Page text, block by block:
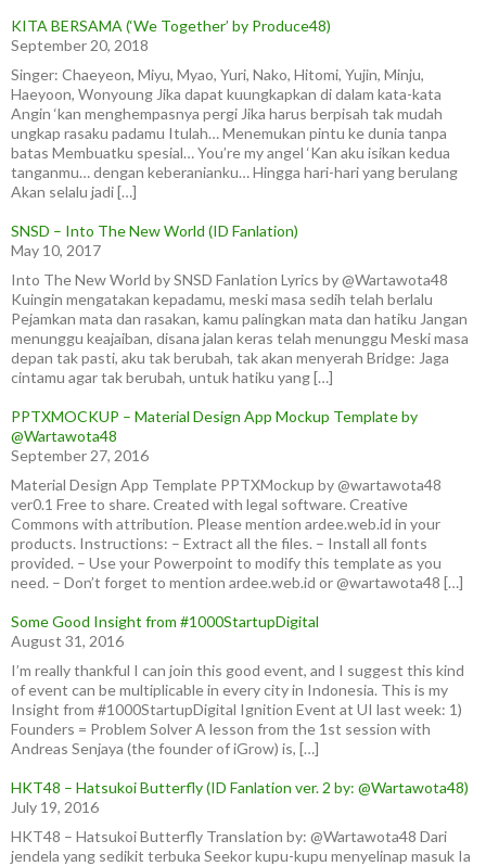
KITA BERSAMA (‘We Together’ by Produce48)
September 20, 2018
Singer: Chaeyeon, Miyu, Myao, Yuri, Nako, Hitomi, Yujin, Minju,
Haeyoon, Wonyoung Jika dapat kuungkapkan di dalam kata-kata
Angin ‘kan menghempasnya pergi Jika harus berpisah tak mudah
ungkap rasaku padamu Itulah… Menemukan pintu ke dunia tanpa
batas Membuatku spesial… You’re my angel ‘Kan aku isikan kedua
tanganmu… dengan keberanianku… Hingga hari-hari yang berulang
Akan selalu jadi […]
SNSD – Into The New World (ID Fanlation)
May 10, 2017
Into The New World by SNSD Fanlation Lyrics by @Wartawota48
Kuingin mengatakan kepadamu, meski masa sedih telah berlalu
Pejamkan mata dan rasakan, kamu palingkan mata dan hatiku Jangan
menunggu keajaiban, disana jalan keras telah menunggu Meski masa
depan tak pasti, aku tak berubah, tak akan menyerah Bridge: Jaga
cintamu agar tak berubah, untuk hatiku yang […]
PPTXMOCKUP – Material Design App Mockup Template by
@Wartawota48
September 27, 2016
Material Design App Template PPTXMockup by @wartawota48
ver0.1 Free to share. Created with legal software. Creative
Commons with attribution. Please mention ardee.web.id in your
products. Instructions: – Extract all the files. – Install all fonts
provided. – Use your Powerpoint to modify this template as you
need. – Don’t forget to mention ardee.web.id or @wartawota48 […]
Some Good Insight from #1000StartupDigital
August 31, 2016
I’m really thankful I can join this good event, and I suggest this kind
of event can be multiplicable in every city in Indonesia. This is my
Insight from #1000StartupDigital Ignition Event at UI last week: 1)
Founders = Problem Solver A lesson from the 1st session with
Andreas Senjaya (the founder of iGrow) is, […]
HKT48 – Hatsukoi Butterfly (ID Fanlation ver. 2 by: @Wartawota48)
July 19, 2016
HKT48 – Hatsukoi Butterfly Translation by: @Wartawota48 Dari
jendela yang sedikit terbuka Seekor kupu-kupu menyelinap masuk Ia